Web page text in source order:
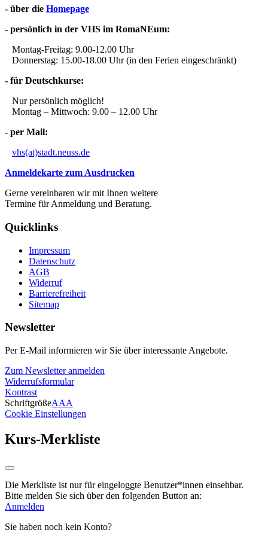
- über die Homepage
- persönlich in der VHS im RomaNEum:
Montag-Freitag: 9.00-12.00 Uhr
Donnerstag: 15.00-18.00 Uhr (in den Ferien eingeschränkt)
- für Deutschkurse:
Nur persönlich möglich!
Montag – Mittwoch: 9.00 – 12.00 Uhr
- per Mail:
vhs(at)stadt.neuss.de
Anmeldekarte zum Ausdrucken
Gerne vereinbaren wir mit Ihnen weitere
Termine für Anmeldung und Beratung.
Quicklinks
Impressum
Datenschutz
AGB
Widerruf
Barrierefreiheit
Sitemap
Newsletter
Per E-Mail informieren wir Sie über interessante Angebote.
Zum Newsletter anmelden
Widerrufsformular
Kontrast
SchriftgrößeAAA
Cookie Einstellungen
Kurs-Merkliste
Die Merkliste ist nur für eingeloggte Benutzer*innen einsehbar.
Bitte melden Sie sich über den folgenden Button an:
Anmelden
Sie haben noch kein Konto?